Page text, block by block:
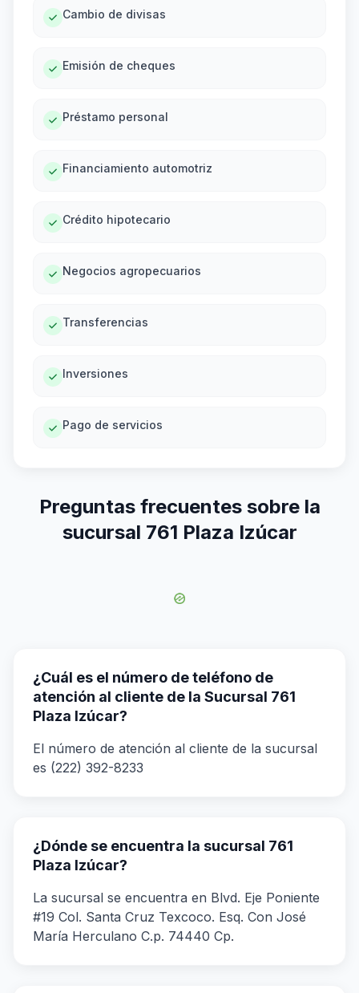
Cambio de divisas
Emisión de cheques
Préstamo personal
Financiamiento automotriz
Crédito hipotecario
Negocios agropecuarios
Transferencias
Inversiones
Pago de servicios
Preguntas frecuentes sobre la
sucursal 761 Plaza Izúcar
¿Cuál es el número de teléfono de
atención al cliente de la Sucursal 761
Plaza Izúcar?
El número de atención al cliente de la sucursal
es (222) 392-8233
¿Dónde se encuentra la sucursal 761
Plaza Izúcar?
La sucursal se encuentra en Blvd. Eje Poniente
#19 Col. Santa Cruz Texcoco. Esq. Con José
María Herculano C.p. 74440 Cp.